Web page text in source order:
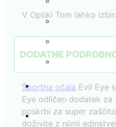
V Optiki Tom lahko
DODATNE
Športna očala Evil Eye
Eye odličen dodatek
poskrbi za super
doživite z njimi